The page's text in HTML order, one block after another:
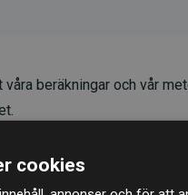
beräkningar och vår
utsläppen
cookies